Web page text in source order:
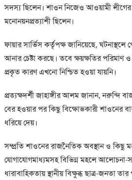
সদস্য ছিলেন। শাওন নিজেও আওয়ামী
মনোনয়নপ্রত্যাশী ছিলেন।
ফায়ার সার্ভিস কর্তৃপক্ষ জানিয়েছে, ঘটনাস্থলে
আনার চেষ্টা করছে। তবে ক্ষয়ক্ষতির পরিমাণ
প্রকৃত কারণ এখনো নিশ্চিত হওয়া যায়নি।
প্রত্যক্ষদর্শী জাহাঙ্গীর আলম জানান, নরুন্দি
বের হওয়ার পর কিছু বিক্ষোভকারী শাওনের
ধরিয়ে দেয়।
সম্প্রতি শাওনের রাজনৈতিক অবস্থান ও কিছু
যোগাযোগমাধ্যমসহ বিভিন্ন মহলে আলোচনা-
ধারাবাহিকতায় স্থানীয় বিক্ষুব্ধ ছাত্র-জনতা